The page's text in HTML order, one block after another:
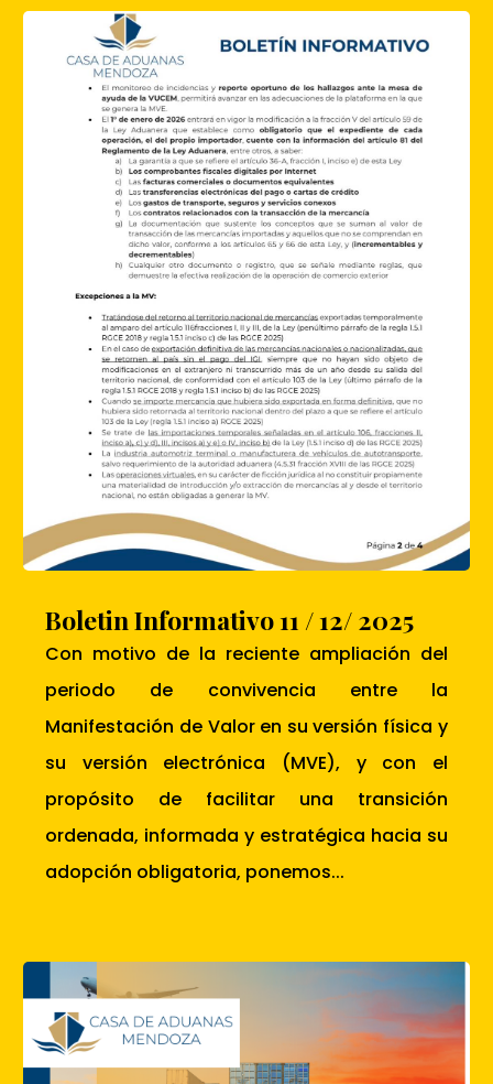
Boletin Informativo 11 / 12/ 2025
Con motivo de la reciente ampliación del
periodo de convivencia entre la
Manifestación de Valor en su versión física y
su versión electrónica (MVE), y con el
propósito de facilitar una transición
ordenada, informada y estratégica hacia su
adopción obligatoria, ponemos...